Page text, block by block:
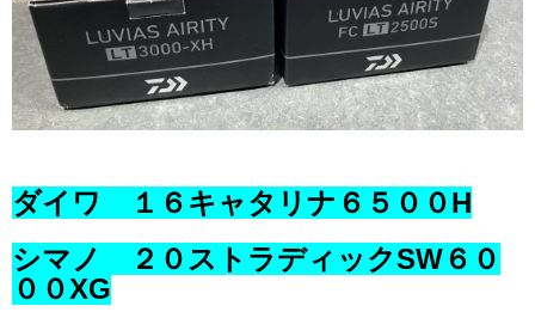
ダイワ １６キャタリナ６５００H
シマノ ２０ストラディックSW６０
００XG